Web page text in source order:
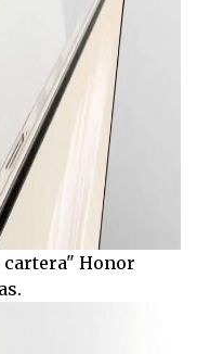
cartera" Honor